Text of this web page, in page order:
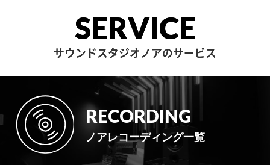
SERVICE
サウンドスタジオノアのサービス
RECORDING
ノアレコーディング一覧